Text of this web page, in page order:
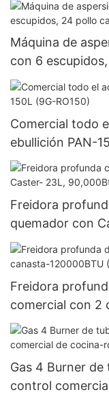
Máquina de
con 6
Comercial todo
ebullición PAN-
Freidora
quemador con
(GF90)
Freidora
comercial con 2
Gas 4 Burner
control